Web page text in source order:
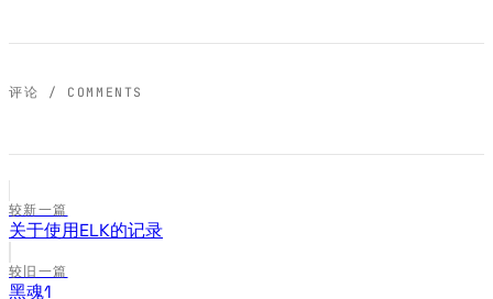
评论 / COMMENTS
较新一篇
关于使用ELK的记录
较旧一篇
黑魂1